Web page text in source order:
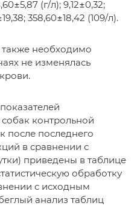
(г/л); 9,12±0,32;
358,60±18,42 (109/л).
необходимо
не изменялась
контрольной
после последнего
в сравнении с
приведены в таблице
обработку
с исходным
анализ таблиц